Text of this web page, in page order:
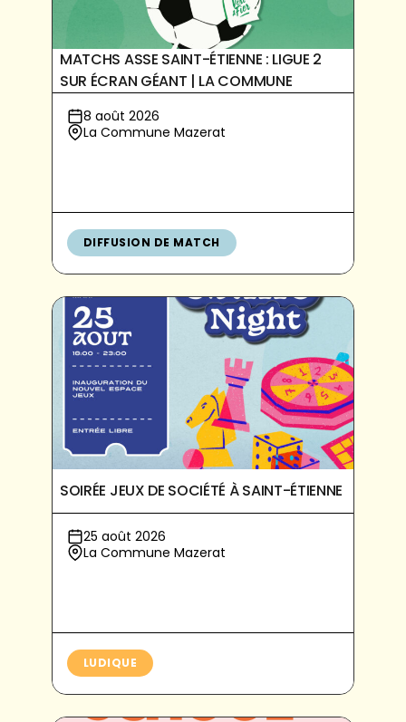
MATCHS ASSE SAINT-ÉTIENNE : LIGUE 2
SUR ÉCRAN GÉANT | LA COMMUNE
8 août 2026
La Commune Mazerat
DIFFUSION DE MATCH
SOIRÉE JEUX DE SOCIÉTÉ À SAINT-ÉTIENNE
25 août 2026
La Commune Mazerat
LUDIQUE